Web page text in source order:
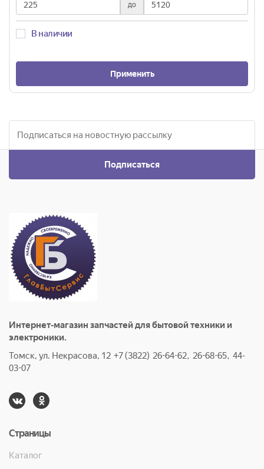
до
В наличии
Применить
Подписаться
Интернет-магазин запчастей для бытовой техники и
электроники.
Томск, ул. Некрасова, 12 +7 (3822) 26-64-62, 26-68-65, 44-
03-07
Страницы
Каталог